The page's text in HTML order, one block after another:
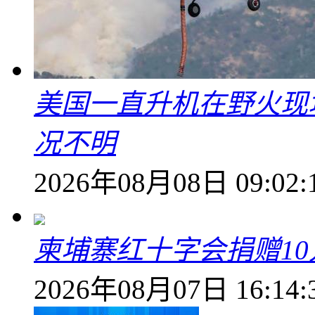
美国一直升机在野火
况不明
2026年08月08日
柬埔寨红十字会捐赠
2026年08月07日